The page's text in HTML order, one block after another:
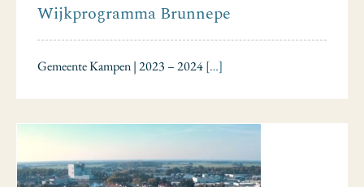
Wijkprogramma Brunnepe
Gemeente Kampen | 2023 – 2024[…]